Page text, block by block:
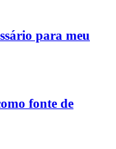
para meu
fonte de